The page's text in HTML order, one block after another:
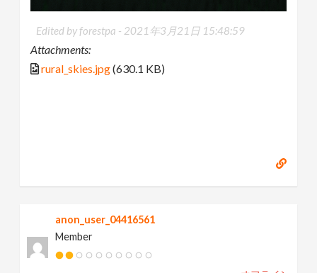
Edited by forestpa - 2021年3月21日 15:48:59
Attachments:
rural_skies.jpg(630.1 KB)
anon_user_04416561
Member